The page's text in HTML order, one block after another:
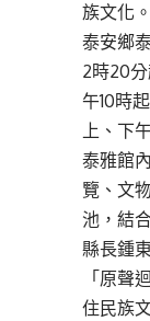
族文化。
泰安鄉
2時20
午10時
上、下
泰雅館
覽、文
池，結
縣長鍾
「原聲
住民族